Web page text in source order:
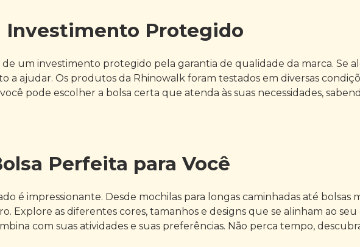
Investimento Protegido
de um investimento protegido pela garantia de qualidade da marca. Se
a ajudar. Os produtos da Rhinowalk foram testados em diversas
pode escolher a bolsa certa que atenda às suas necessidades,
Perfeita para Você
é impressionante. Desde mochilas para longas caminhadas até bolsas
Explore as diferentes cores, tamanhos e designs que se alinham ao seu
com suas atividades e suas preferências. Não perca tempo,